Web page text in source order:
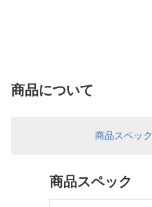
商品について
商品スペック
商品スペック